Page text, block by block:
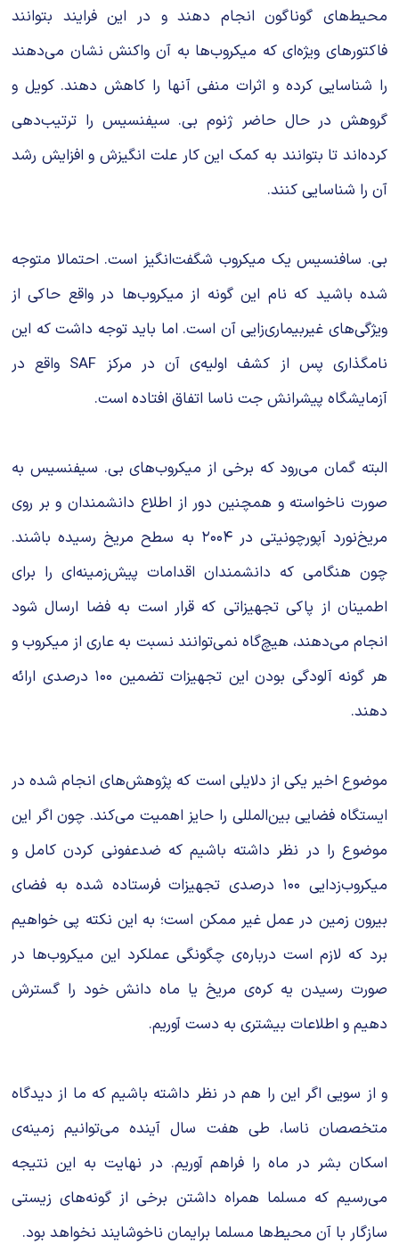
محیط‌های گوناگون انجام دهند و در این فرایند بتوانند
فاکتورهای ویژه‌ای که میکروب‌ها به آن واکنش نشان می‌دهند
را شناسایی کرده و اثرات منفی آنها را کاهش دهند. کویل و
گروهش در حال حاضر ژنوم بی. سیفنسیس را ترتیب‌دهی
کرده‌اند تا بتوانند به کمک این کار علت انگیزش و افزایش رشد
آن را شناسایی کنند.
بی. سافنسیس یک میکروب شگفت‌انگیز است. احتمالا متوجه
شده باشید که نام این گونه از میکروب‌ها در واقع حاکی از
ویژگی‌های غیربیماری‌زایی آن است. اما باید توجه داشت که این
نامگذاری پس از کشف اولیه‌ی آن در مرکز SAF واقع در
آزمایشگاه پیشرانش جت ناسا اتفاق افتاده است.
البته گمان می‌رود که برخی از میکروب‌های بی. سیفنسیس به
صورت ناخواسته و همچنین دور از اطلاع دانشمندان و بر روی
مریخ‌نورد آپورچونیتی در ۲۰۰۴ به سطح مریخ رسیده باشند.
چون هنگامی که دانشمندان اقدامات پیش‌زمینه‌ای را برای
اطمینان از پاکی تجهیزاتی که قرار است به فضا ارسال شود
انجام می‌دهند، هیچ‌گاه نمی‌توانند نسبت به عاری از میکروب و
هر گونه آلودگی بودن این تجهیزات تضمین ۱۰۰ درصدی ارائه
دهند.
موضوع اخیر یکی از دلایلی است که پژوهش‌های انجام شده در
ایستگاه فضایی بین‌المللی را حایز اهمیت می‌کند. چون اگر این
موضوع را در نظر داشته باشیم که ضدعفونی کردن کامل و
میکروب‌زدایی ۱۰۰ درصدی تجهیزات فرستاده شده به فضای
بیرون زمین در عمل غیر ممکن است؛ به این نکته پی خواهیم
برد که لازم است درباره‌ی چگونگی عملکرد این میکروب‌ها در
صورت رسیدن یه کره‌ی مریخ یا ماه دانش خود را گسترش
دهیم و اطلاعات بیشتری به دست آوریم.
و از سویی اگر این را هم در نظر داشته باشیم که ما از دیدگاه
متخصصان ناسا، طی هفت سال آینده می‌توانیم زمینه‌ی
اسکان بشر در ماه را فراهم آوریم. در نهایت به این نتیجه
می‌رسیم که مسلما همراه داشتن برخی از گونه‌های زیستی
سازگار با آن محیط‌ها مسلما برایمان ناخوشایند نخواهد بود.